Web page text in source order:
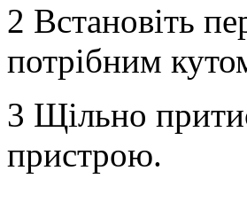
2 Встановіть
потрібним
3 Щільно
пристрою.